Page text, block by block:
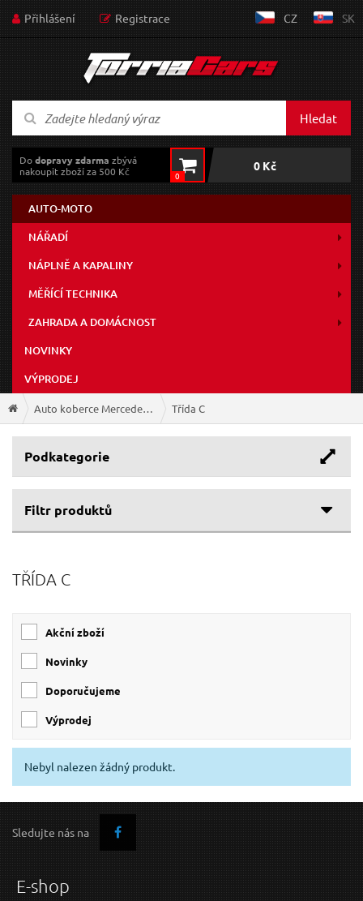
Přihlášení Registrace CZ SK
Hledat
Dodopravy zdarma zbývá
nakoupit zboží za 500 Kč
0
0 Kč
AUTO-MOTO
NÁŘADÍ
NÁPLNĚ A KAPALINY
MĚŘÍCÍ TECHNIKA
ZAHRADA A DOMÁCNOST
NOVINKY
VÝPRODEJ
Auto koberce Mercedes-Benz Třída C
Podkategorie
Filtr produktů
TŘÍDA C
Akční zboží
Novinky
Doporučujeme
Výprodej
Nebyl nalezen žádný produkt.
Sledujte nás na
E-shop